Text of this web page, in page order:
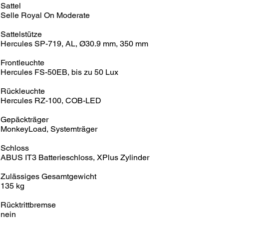
Sattel
Selle Royal On Moderate
Sattelstütze
Hercules SP-719, AL, Ø30.9 mm, 350 mm
Frontleuchte
Hercules FS-50EB, bis zu 50 Lux
Rückleuchte
Hercules RZ-100, COB-LED
Gepäckträger
MonkeyLoad, Systemträger
Schloss
ABUS IT3 Batterieschloss, XPlus Zylinder
Zulässiges Gesamtgewicht
135 kg
Rücktrittbremse
nein